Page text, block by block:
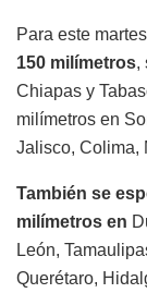
Para este
150 milímetros,
Chiapas y
milímetros en
Jalisco, Colima,
También se
milímetros en
León,
Querétaro,